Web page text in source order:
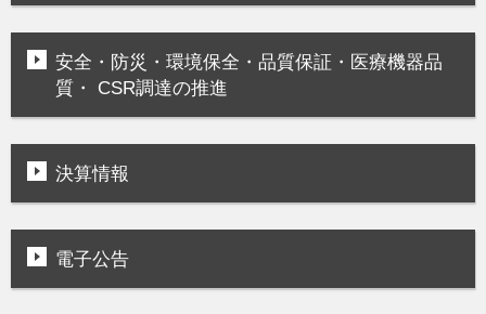
安全・防災・環境保全・品質保証・医療機器品
質・ CSR調達の推進
決算情報
電子公告